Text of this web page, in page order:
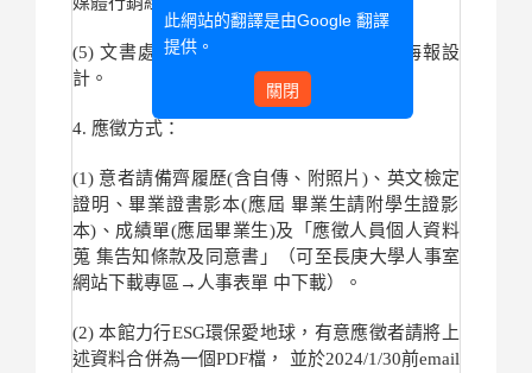
(5) 文書處理能力強，熟MS office、簡易海報設
計。
4. 應徵方式：
(1) 意者請備齊履歷(含自傳、附照片)、英文檢定
證明、畢業證書影本(應屆 畢業生請附學生證影
本)、成績單(應屆畢業生)及「 應徵人員個人資料
蒐 集告知條款及同意書」（可至長庚大學人事室
網站下載專區→ 人事表單 中下載）。
(2) 本館力行ESG環保愛地球， 有意應徵者請將上
述資料合併為一個PDF檔， 並於2024/1/30前email
此網站的翻譯是由Google 翻譯
提供。
關閉